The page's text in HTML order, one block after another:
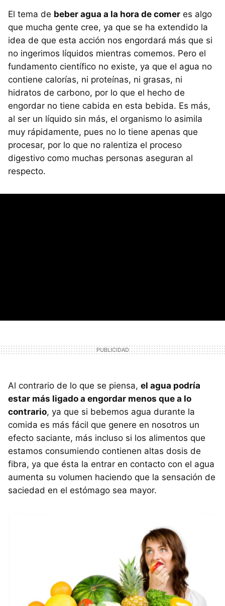
El tema de beber agua a la hora de comer es algo
que mucha gente cree, ya que se ha extendido la
idea de que esta acción nos engordará más que si
no ingerimos líquidos mientras comemos. Pero el
fundamento científico no existe, ya que el agua no
contiene calorías, ni proteínas, ni grasas, ni
hidratos de carbono, por lo que el hecho de
engordar no tiene cabida en esta bebida. Es más,
al ser un líquido sin más, el organismo lo asimila
muy rápidamente, pues no lo tiene apenas que
procesar, por lo que no ralentiza el proceso
digestivo como muchas personas aseguran al
respecto.
Al contrario de lo que se piensa, el agua podría
estar más ligado a engordar menos que a lo
contrario, ya que si bebemos agua durante la
comida es más fácil que genere en nosotros un
efecto saciante, más incluso si los alimentos que
estamos consumiendo contienen altas dosis de
fibra, ya que ésta la entrar en contacto con el agua
aumenta su volumen haciendo que la sensación de
saciedad en el estómago sea mayor.